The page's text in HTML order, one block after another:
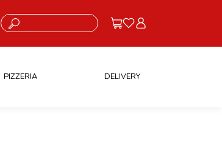
Cosa stai cercando?
PIZZERIA DELIVERY